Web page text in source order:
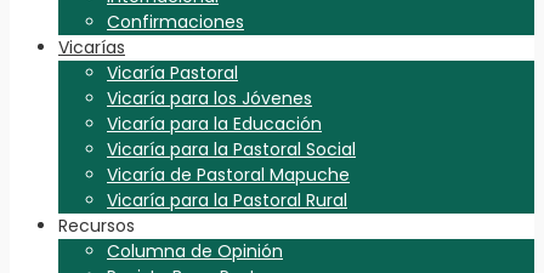
Confirmaciones
Vicarías
Vicaría Pastoral
Vicaría para los Jóvenes
Vicaría para la Educación
Vicaría para la Pastoral Social
Vicaría de Pastoral Mapuche
Vicaría para la Pastoral Rural
Recursos
Columna de Opinión